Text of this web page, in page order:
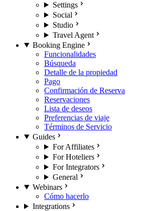
Settings
Social
Studio
Travel Agent
Booking Engine
Funcionalidades
Búsqueda
Detalle de la propiedad
Pago
Confirmación de Reserva
Reservaciones
Lista de deseos
Preferencias de viaje
Términos de Servicio
Guides
For Affiliates
For Hoteliers
For Integrators
General
Webinars
Cómo hacerlo
Integrations